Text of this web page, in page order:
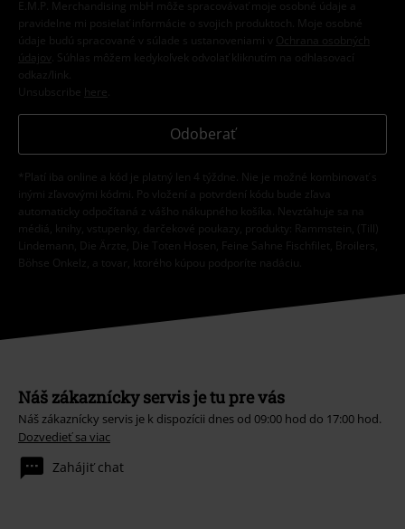
E.M.P. Merchandising mbH môže spracovávať moje osobné údaje a
pravidelne mi posielať informácie o svojich produktoch. Moje osobné
údaje budú spracované v súlade s ustanoveniami v
Ochrana osobných
údajov
. Súhlas môžem kedykoľvek odvolať kliknutím na odhlasovací
odkaz/link.
Unsubscribe here
Odoberať
*Platí iba online a kód je platný len 4 týždne. Nie je možné kombinovať s
inými zľavovými kódmi. Po vložení a potvrdení kódu bude zľava
automaticky odpočítaná z vášho nákupného košíka. Nevzťahuje sa na
médiá, knihy, vstupenky, darčekové poukazy, produkty: Rammstein, (Till)
Lindemann, Die Ärzte, Die Toten Hosen, Feine Sahne Fischfilet, Broilers,
Böhse Onkelz, a tovar, ktorého kúpou podporíte nadáciu.
Náš zákaznícky servis je tu pre vás
Náš zákaznícky servis je k dispozícii dnes od 09:00 hod do 17:00 hod.
Dozvedieť sa viac
Zahájiť chat